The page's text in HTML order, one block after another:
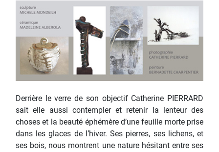
Derrière le verre de son objectif Catherine PIERRARD
sait elle aussi contempler et retenir la lenteur des
choses et la beauté éphémère d’une feuille morte prise
dans les glaces de l’hiver. Ses pierres, ses lichens, et
ses bois, nous montrent une nature hésitant entre ses